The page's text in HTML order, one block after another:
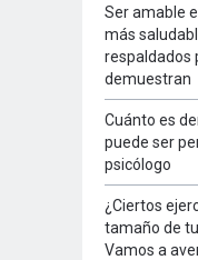
Ser amable
más
respaldados
demuestran
Cuánto es
puede ser
psicólogo
¿Ciertos
tamaño de
Vamos a